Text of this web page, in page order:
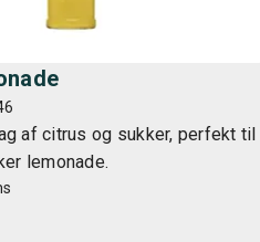
af citrus og sukker, perfekt til
lemonade.